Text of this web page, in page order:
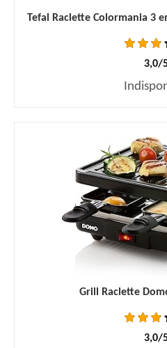
Tefal Raclette Colormania 3
3,0/
Grill Raclette
3,0/